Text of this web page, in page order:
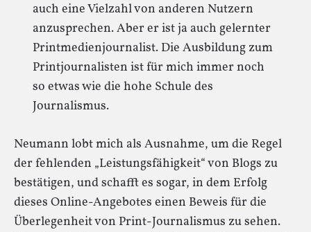
auch eine Vielzahl von anderen Nutzern
anzusprechen. Aber er ist ja auch gelernter
Printmedienjournalist. Die Ausbildung zum
Printjournalisten ist für mich immer noch
so etwas wie die hohe Schule des
Journalismus.
Neumann lobt mich als Ausnahme, um die Regel
der fehlenden „Leistungsfähigkeit“ von Blogs zu
bestätigen, und schafft es sogar, in dem Erfolg
dieses Online-Angebotes einen Beweis für die
Überlegenheit von Print-Journalismus zu sehen.